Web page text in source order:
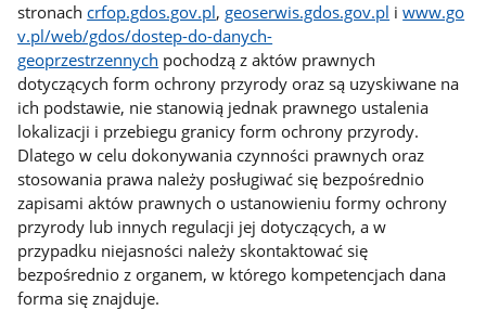
stronach crfop.gdos.gov.pl, geoserwis.gdos.gov.pl iwww.go
v.pl/web/gdos/dostep-do-danych-
geoprzestrzennych pochodzą z aktów prawnych
dotyczących form ochrony przyrody oraz są uzyskiwane na
ich podstawie, nie stanowią jednak prawnego ustalenia
lokalizacji i przebiegu granicy form ochrony przyrody.
Dlatego w celu dokonywania czynności prawnych oraz
stosowania prawa należy posługiwać się bezpośrednio
zapisami aktów prawnych o ustanowieniu formy ochrony
przyrody lub innych regulacji jej dotyczących, a w
przypadku niejasności należy skontaktować się
bezpośrednio z organem, w którego kompetencjach dana
forma się znajduje.